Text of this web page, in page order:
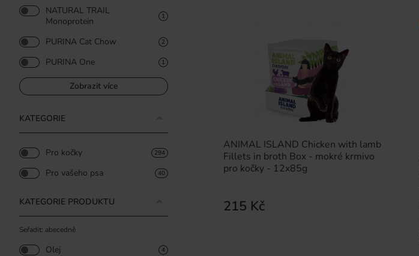
ANIMAL ISLAND Chicken with lamb
Fillets in broth Box - mokré krmivo
pro kočky - 12x85g
215 Kč
NATURAL TRAIL
Monoprotein
1
PURINA Cat Chow 2
PURINA One 1
Zobrazit více
KATEGORIE
Pro kočky 294
Pro vašeho psa 40
KATEGORIE PRODUKTU
Seřadit: abecedně
Olej 4